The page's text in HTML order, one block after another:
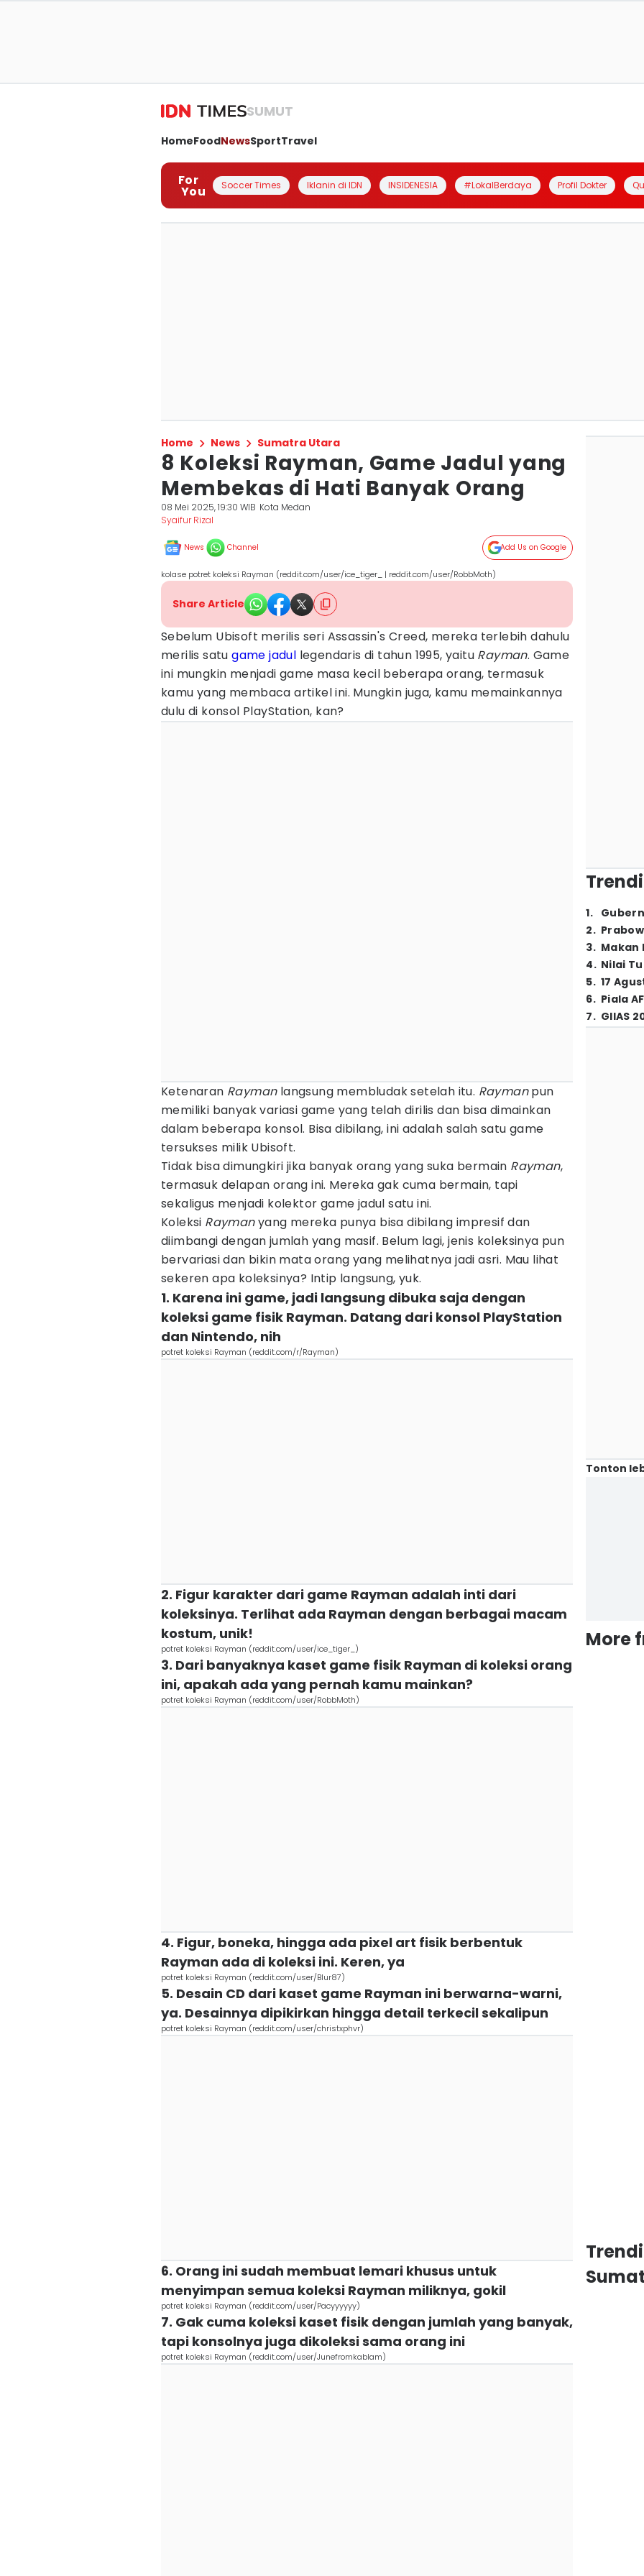
SUMUT
HomeFoodNewsSportTravel
For
You Soccer Times Iklanin di IDN INSIDENESIA #LokalBerdaya Profil Dokter
Home News Sumatra Utara
8 Koleksi Rayman, Game Jadul yang
Membekas di Hati Banyak Orang
08 Mei 2025, 19:30 WIB Kota Medan
Syaifur Rizal
News Channel Add Us on Google
kolase potret koleksi Rayman (reddit.com/user/ice_tiger_ | reddit.com/user/RobbMoth)
Share Article
Sebelum Ubisoft merilis seri Assassin's Creed, mereka terlebih dahulu
merilis satugame jadul legendaris di tahun 1995, yaitu Rayman. Game
ini mungkin menjadi game masa kecil beberapa orang, termasuk
kamu yang membaca artikel ini. Mungkin juga, kamu memainkannya
dulu di konsol PlayStation, kan?
Ketenaran Raymanlangsung membludak setelah itu. Raymanpun
memiliki banyak variasi game yang telah dirilis dan bisa dimainkan
dalam beberapa konsol. Bisa dibilang, ini adalah salah satu game
tersukses milik Ubisoft.
Tidak bisa dimungkiri jika banyak orang yang suka bermain Rayman,
termasuk delapan orang ini. Mereka gak cuma bermain, tapi
sekaligus menjadi kolektor game jadul satu ini.
Koleksi Raymanyang mereka punya bisa dibilang impresif dan
diimbangi dengan jumlah yang masif. Belum lagi, jenis koleksinya pun
bervariasi dan bikin mata orang yang melihatnya jadi asri. Mau lihat
sekeren apa koleksinya? Intip langsung, yuk.
1. Karena ini game, jadi langsung dibuka saja dengan
koleksi game fisik Rayman. Datang dari konsol PlayStation
dan Nintendo, nih
potret koleksi Rayman (reddit.com/r/Rayman)
2. Figur karakter dari game Rayman adalah inti dari
koleksinya. Terlihat ada Rayman dengan berbagai macam
kostum, unik!
potret koleksi Rayman (reddit.com/user/ice_tiger_)
3. Dari banyaknya kaset game fisik Rayman di koleksi orang
ini, apakah ada yang pernah kamu mainkan?
potret koleksi Rayman (reddit.com/user/RobbMoth)
4. Figur, boneka, hingga ada pixel art fisik berbentuk
Rayman ada di koleksi ini. Keren, ya
potret koleksi Rayman (reddit.com/user/Blur87)
5. Desain CD dari kaset game Rayman ini berwarna-warni,
ya. Desainnya dipikirkan hingga detail terkecil sekalipun
potret koleksi Rayman (reddit.com/user/christxphvr)
6. Orang ini sudah membuat lemari khusus untuk
menyimpan semua koleksi Rayman miliknya, gokil
potret koleksi Rayman (reddit.com/user/Pacyyyyyy)
7. Gak cuma koleksi kaset fisik dengan jumlah yang banyak,
tapi konsolnya juga dikoleksi sama orang ini
potret koleksi Rayman (reddit.com/user/Junefromkablam)
1.
2.
3. Makan
4. Nilai
5. 17
6. Piala
7. GIIAS
Tonton
More